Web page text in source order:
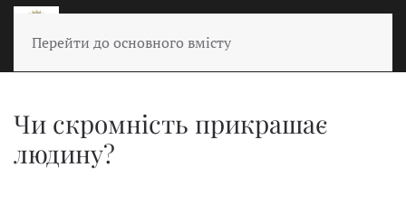
Перейти до основного вмісту
Чи скромність прикрашає
людину?